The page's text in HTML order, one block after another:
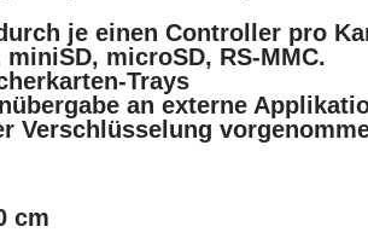
je einen Controller pro
microSD, RS-MMC.
Trays
an externe
Verschlüsselung
cm